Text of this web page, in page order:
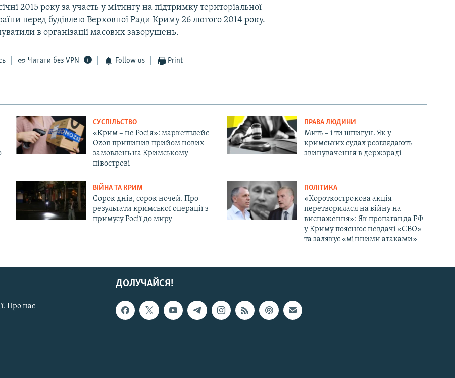
2015 року за участь у мітингу на підтримку територіальної
перед будівлею Верховної Ради Криму 26 лютого 2014 року.
в організації масових заворушень.
Читати без VPN Follow us Print
СУСПІЛЬСТВО
«Крим – не Росія»: маркетплейс
Ozon припинив прийом нових
замовлень на Кримському
півострові
ПРАВА ЛЮДИНИ
Мить – і ти шпигун. Як у
кримських судах розглядають
звинувачення в держзраді
ВІЙНА ТА КРИМ
Сорок днів, сорок ночей. Про
результати кримської операції з
примусу Росії до миру
ПОЛІТИКА
«Короткострокова акція
перетворилася на війну на
виснаження»: Як пропаганда РФ
у Криму пояснює невдачі «СВО»
та залякує «мінними атаками»
ДОЛУЧАЙСЯ!
Про нас